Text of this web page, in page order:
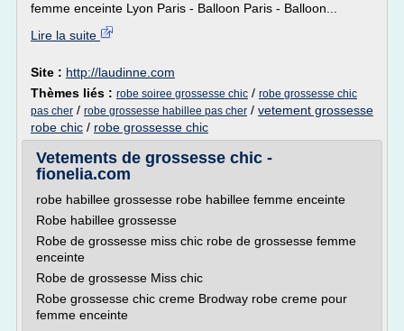
femme enceinte Lyon Paris - Balloon Paris - Balloon...
Lire la suite
Site : http://laudinne.com
Thèmes liés : robe soiree grossesse chic / robe grossesse chic
pas cher / robe grossesse habillee pas cher / vetement grossesse
robe chic / robe grossesse chic
Vetements de grossesse chic -
fionelia.com
robe habillee grossesse robe habillee femme enceinte
Robe habillee grossesse
Robe de grossesse miss chic robe de grossesse femme
enceinte
Robe de grossesse Miss chic
Robe grossesse chic creme Brodway robe creme pour
femme enceinte